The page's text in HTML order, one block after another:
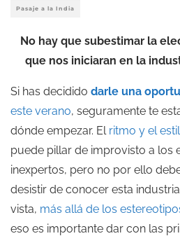
Pasaje a la India
No hay que subestimar la
que nos iniciaran en la
Si has decidido darle una
este verano, seguramente te
dónde empezar. El ritmo y el
puede pillar de improvisto a los
inexpertos, pero no por ello
desistir de conocer esta
vista, más allá de los
eso es importante dar con las